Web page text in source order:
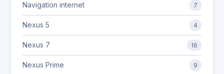
Navigation internet 7
Nexus 5 4
Nexus 7 16
Nexus Prime 9